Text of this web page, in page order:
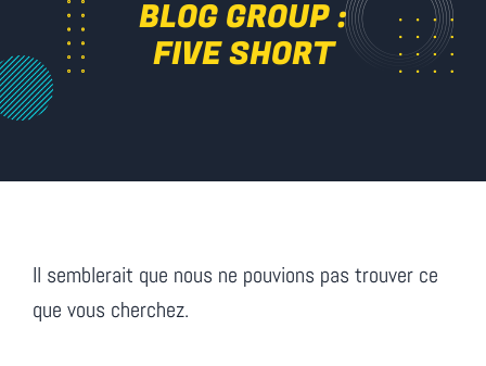
BLOG GROUP :
FIVE SHORT
Il semblerait que nous ne pouvions pas trouver ce
que vous cherchez.